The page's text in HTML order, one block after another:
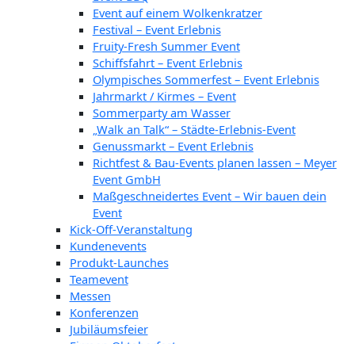
Event auf einem Wolkenkratzer
Festival – Event Erlebnis
Fruity-Fresh Summer Event
Schiffsfahrt – Event Erlebnis
Olympisches Sommerfest – Event Erlebnis
Jahrmarkt / Kirmes – Event
Sommerparty am Wasser
„Walk an Talk“ – Städte-Erlebnis-Event
Genussmarkt – Event Erlebnis
Richtfest & Bau-Events planen lassen – Meyer
Event GmbH
Maßgeschneidertes Event – Wir bauen dein
Event
Kick-Off-Veranstaltung
Kundenevents
Produkt-Launches
Teamevent
Messen
Konferenzen
Jubiläumsfeier